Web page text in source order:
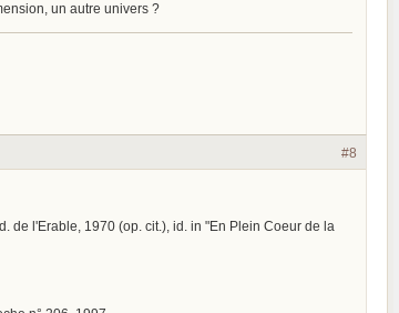
un autre univers ?
#8
de l'Erable, 1970 (op. cit.), id. in "En Plein Coeur de la